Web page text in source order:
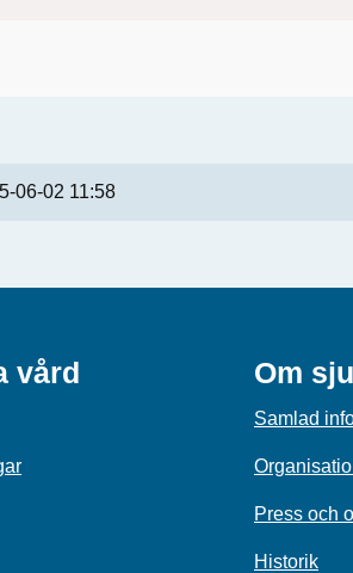
06-02 11:58
vård Om
Samlad
Press och
Historik